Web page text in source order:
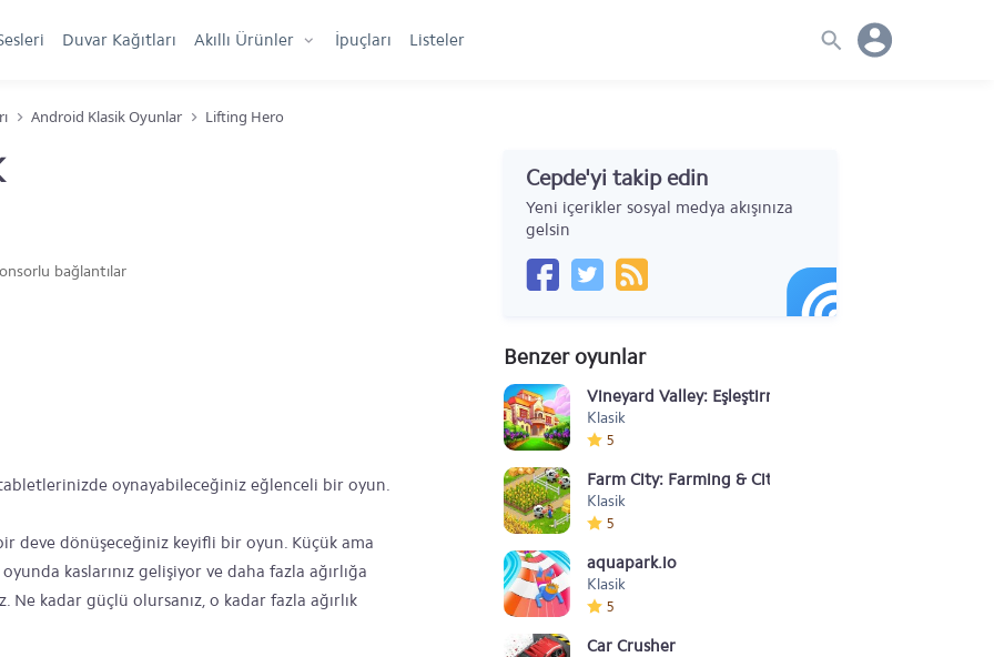
Duvar Kağıtları Akıllı Ürünler İpuçları Listeler
Android Klasik Oyunlar Lifting Hero
bağlantılar
oynayabileceğiniz eğlenceli bir oyun.
deve dönüşeceğiniz keyifli bir oyun. Küçük ama
kaslarınız gelişiyor ve daha fazla ağırlığa
Ne kadar güçlü olursanız, o kadar fazla ağırlık
Cepde'yi takip edin
Yeni içerikler sosyal medya akışınıza
gelsin
Benzer oyunlar
Vineyard Valley: Eşleştirme ve Patlatma Oyunu
Klasik
5
Farm City: Farming & City Building
Klasik
5
aquapark.io
Klasik
5
Car Crusher